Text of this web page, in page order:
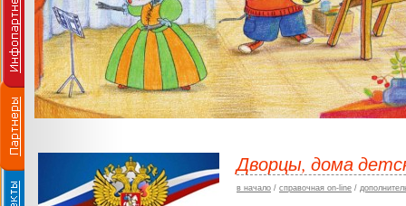
Дворцы, дома
в начало / справочная on-line /